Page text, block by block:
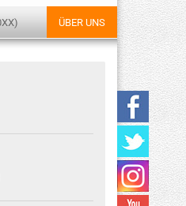
ÜBER UNS